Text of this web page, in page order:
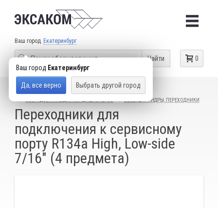
Ваш город Екатеринбург
Ваш город Екатеринбург
Да, все верно Выбрать другой город
0
Найти
КАТАЛОГ ТОВАРОВ
ГАРАЖНОЕ ОБОРУДОВАНИЕ
ВЕСЫ, ЦИЛИНДРЫ, ПЕРЕХОДНИКИ
Переходники для
подключения к сервисному
порту R134a High, Low-side
7/16" (4 предмета)